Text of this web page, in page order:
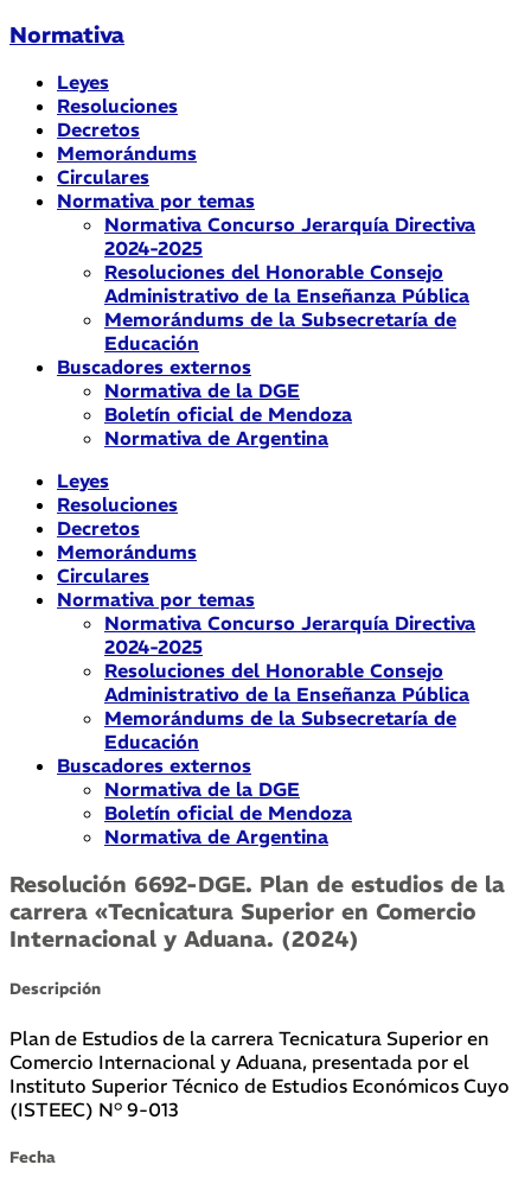
Normativa
Leyes
Resoluciones
Decretos
Memorándums
Circulares
Normativa por temas
Normativa Concurso Jerarquía Directiva
2024-2025
Resoluciones del Honorable Consejo
Administrativo de la Enseñanza Pública
Memorándums de la Subsecretaría de
Educación
Buscadores externos
Normativa de la DGE
Boletín oficial de Mendoza
Normativa de Argentina
Leyes
Resoluciones
Decretos
Memorándums
Circulares
Normativa por temas
Normativa Concurso Jerarquía Directiva
2024-2025
Resoluciones del Honorable Consejo
Administrativo de la Enseñanza Pública
Memorándums de la Subsecretaría de
Educación
Buscadores externos
Normativa de la DGE
Boletín oficial de Mendoza
Normativa de Argentina
Resolución 6692-DGE. Plan de estudios de la
carrera «Tecnicatura Superior en Comercio
Internacional y Aduana. (2024)
Descripción
Plan de Estudios de la carrera Tecnicatura Superior en
Comercio Internacional y Aduana, presentada por el
Instituto Superior Técnico de Estudios Económicos Cuyo
(ISTEEC) N° 9-013
Fecha